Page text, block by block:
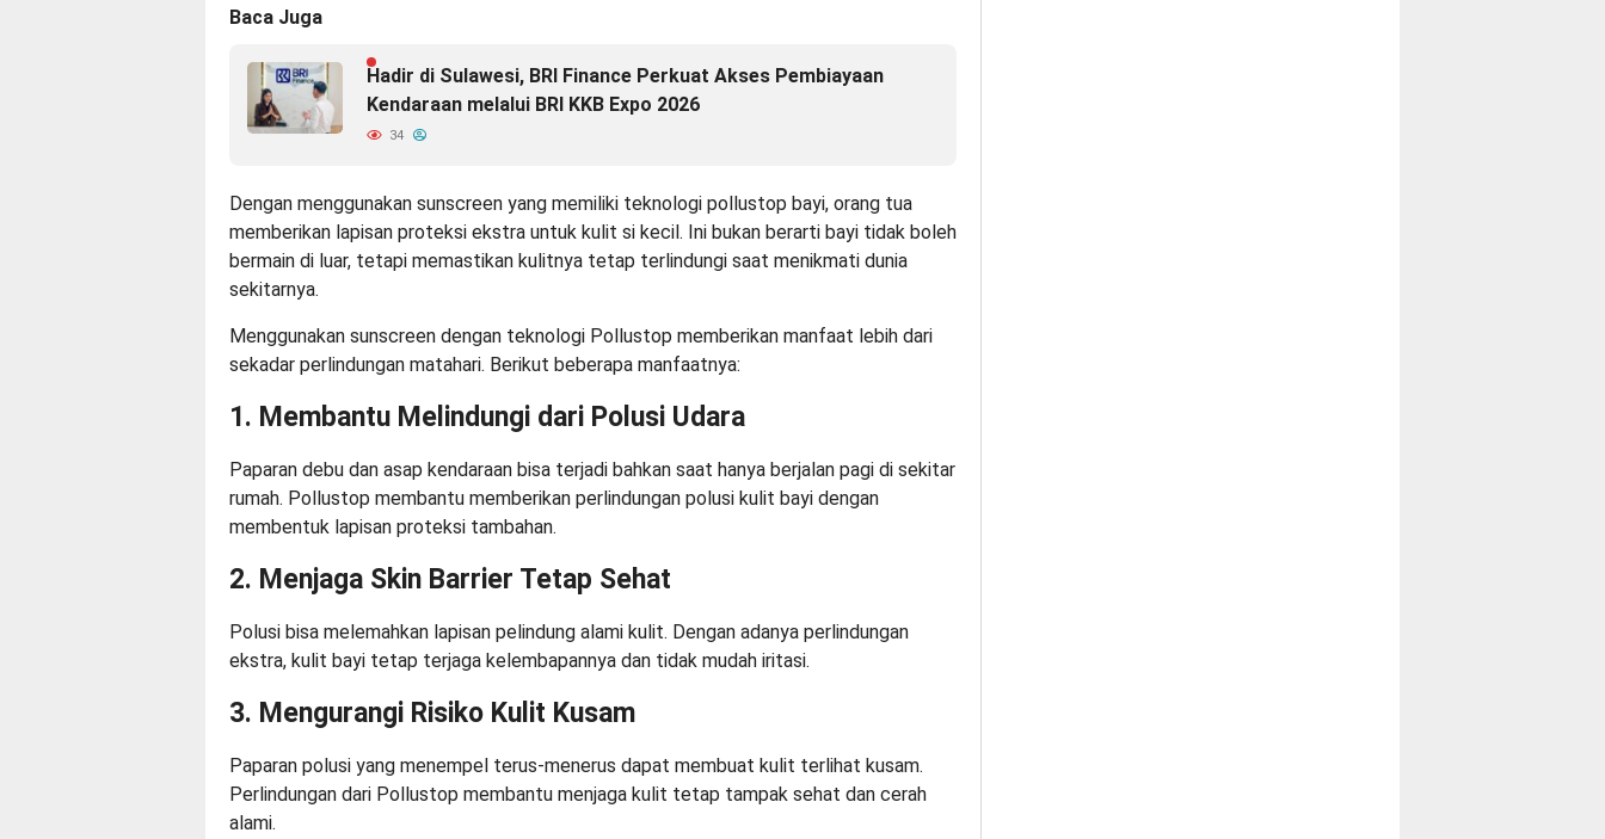
Baca Juga
Hadir di Sulawesi, BRI Finance Perkuat Akses Pembiayaan
Kendaraan melalui BRI KKB Expo 2026
34
Dengan menggunakan sunscreen yang memiliki teknologi pollustop bayi, orang tua
memberikan lapisan proteksi ekstra untuk kulit si kecil. Ini bukan berarti bayi tidak boleh
bermain di luar, tetapi memastikan kulitnya tetap terlindungi saat menikmati dunia
sekitarnya.
Menggunakan sunscreen dengan teknologi Pollustop memberikan manfaat lebih dari
sekadar perlindungan matahari. Berikut beberapa manfaatnya:
1. Membantu Melindungi dari Polusi Udara
Paparan debu dan asap kendaraan bisa terjadi bahkan saat hanya berjalan pagi di sekitar
rumah. Pollustop membantu memberikan perlindungan polusi kulit bayi dengan
membentuk lapisan proteksi tambahan.
2. Menjaga Skin Barrier Tetap Sehat
Polusi bisa melemahkan lapisan pelindung alami kulit. Dengan adanya perlindungan
ekstra, kulit bayi tetap terjaga kelembapannya dan tidak mudah iritasi.
3. Mengurangi Risiko Kulit Kusam
Paparan polusi yang menempel terus-menerus dapat membuat kulit terlihat kusam.
Perlindungan dari Pollustop membantu menjaga kulit tetap tampak sehat dan cerah
alami.